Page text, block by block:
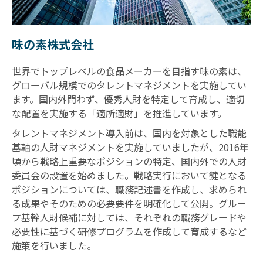
味の素株式会社
世界でトップレベルの食品メーカーを目指す味の素は、
グローバル規模でのタレントマネジメントを実施してい
ます。国内外問わず、優秀人財を特定して育成し、適切
な配置を実施する「適所適財」を推進しています。
タレントマネジメント導入前は、国内を対象とした職能
基軸の人財マネジメントを実施していましたが、2016年
頃から戦略上重要なポジションの特定、国内外での人財
委員会の設置を始めました。戦略実行において鍵となる
ポジションについては、職務記述書を作成し、求められ
る成果やそのための必要要件を明確化して公開。グルー
プ基幹人財候補に対しては、それぞれの職務グレードや
必要性に基づく研修プログラムを作成して育成するなど
施策を行いました。